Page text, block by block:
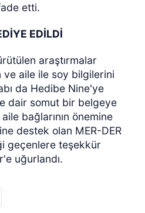
etti.
EDİLDİ
araştırmalar
ve aile ile soy bilgilerini
da Hedibe Nine'ye
dair somut bir belgeye
bağlarının önemine
destek olan MER-DER
geçenlere teşekkür
uğurlandı.